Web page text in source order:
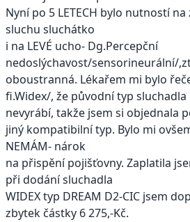
Nyní po 5 LETECH bylo nutností
sluchu sluchátko
i na LEVÉ ucho- Dg.Percepční
nedoslýchavost/sensorineurální/
oboustranná. Lékařem mi bylo
fi.Widex/, že původní typ sluchadla
nevyrábí, takže jsem si objednala
jiný kompatibilní typ. Bylo mi
NEMÁM- nárok
na přispění pojišťovny. Zaplatila
při dodání sluchadla
WIDEX typ DREAM D2-CIC jsem
zbytek částky 6 275,-Kč.